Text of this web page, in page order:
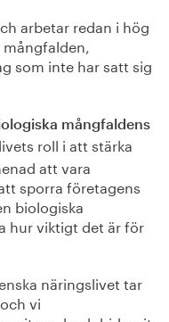
arbetar redan i hög
som inte har satt sig
mångfaldens
roll i att stärka
att vara
sporra företagens
biologiska
hur viktigt det är för
näringslivet tar
vi